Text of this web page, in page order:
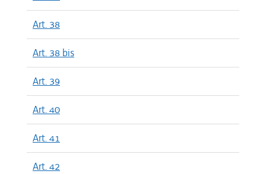
Art. 38
Art. 38 bis
Art. 39
Art. 40
Art. 41
Art. 42